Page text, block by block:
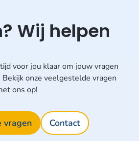
Wij helpen
voor jou klaar om jouw vragen
onze veelgestelde vragen
ons op!
vragen Contact